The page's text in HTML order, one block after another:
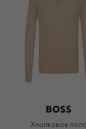
Хлопковое поло